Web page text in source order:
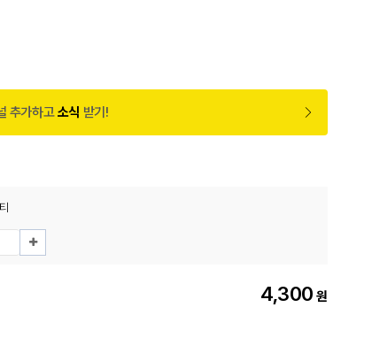
추가하고소식 받기!
4,300 원